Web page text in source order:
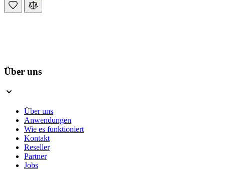
Über uns
Über uns
Anwendungen
Wie es funktioniert
Kontakt
Reseller
Partner
Jobs